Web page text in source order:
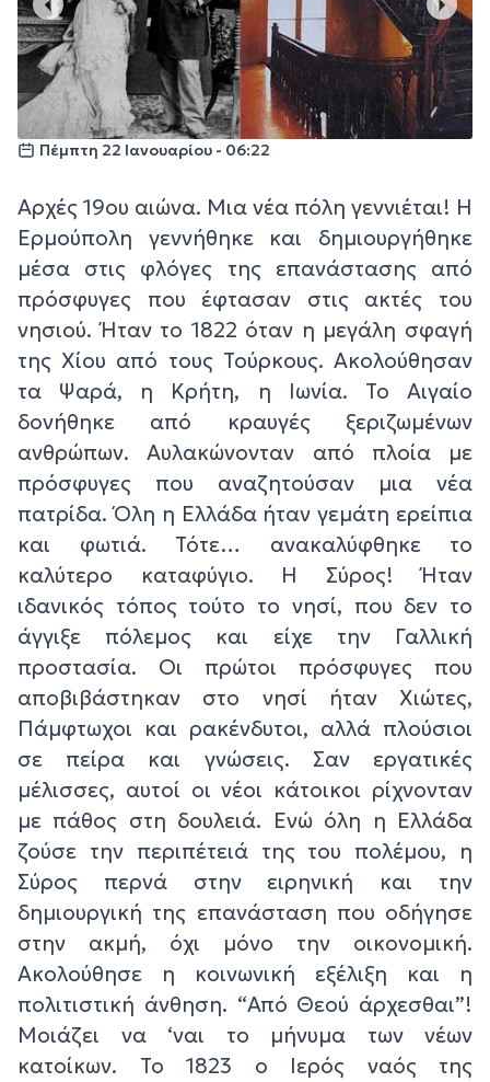
Πέμπτη 22 Ιανουαρίου - 06:22
Αρχές 19ου αιώνα. Μια νέα πόλη γεννιέται! Η
Ερμούπολη γεννήθηκε και δημιουργήθηκε
μέσα στις φλόγες της επανάστασης από
πρόσφυγες που έφτασαν στις ακτές του
νησιού. Ήταν το 1822 όταν η μεγάλη σφαγή
της Χίου από τους Τούρκους. Ακολούθησαν
τα Ψαρά, η Κρήτη, η Ιωνία. Το Αιγαίο
δονήθηκε από κραυγές ξεριζωμένων
ανθρώπων. Αυλακώνονταν από πλοία με
πρόσφυγες που αναζητούσαν μια νέα
πατρίδα. Όλη η Ελλάδα ήταν γεμάτη ερείπια
και φωτιά. Τότε… ανακαλύφθηκε το
καλύτερο καταφύγιο. Η Σύρος! Ήταν
ιδανικός τόπος τούτο το νησί, που δεν το
άγγιξε πόλεμος και είχε την Γαλλική
προστασία. Οι πρώτοι πρόσφυγες που
αποβιβάστηκαν στο νησί ήταν Χιώτες,
Πάμφτωχοι και ρακένδυτοι, αλλά πλούσιοι
σε πείρα και γνώσεις. Σαν εργατικές
μέλισσες, αυτοί οι νέοι κάτοικοι ρίχνονταν
με πάθος στη δουλειά. Ενώ όλη η Ελλάδα
ζούσε την περιπέτειά της του πολέμου, η
Σύρος περνά στην ειρηνική και την
δημιουργική της επανάσταση που οδήγησε
στην ακμή, όχι μόνο την οικονομική.
Ακολούθησε η κοινωνική εξέλιξη και η
πολιτιστική άνθηση. “Από Θεού άρχεσθαι”!
Μοιάζει να ‘ναι το μήνυμα των νέων
κατοίκων. Το 1823 ο Ιερός ναός της